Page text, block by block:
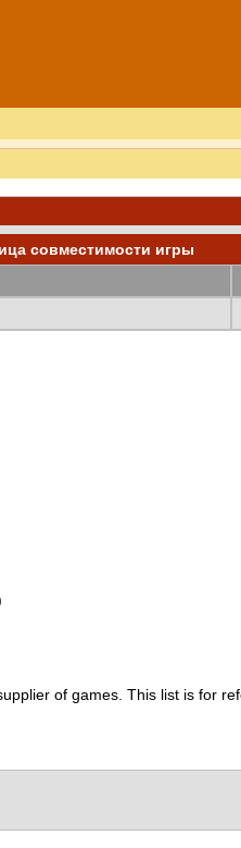
совместимости игры
of games. This list is for